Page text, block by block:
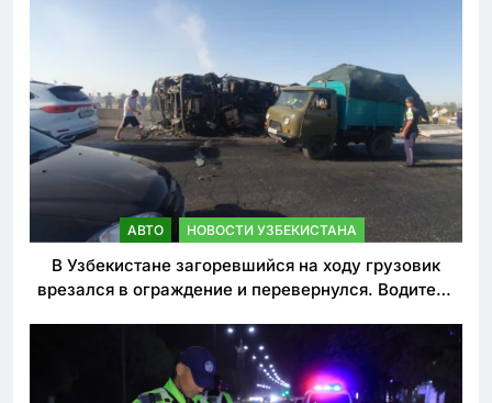
АВТО НОВОСТИ УЗБЕКИСТАНА
В Узбекистане загоревшийся на ходу грузовик
врезался в ограждение и перевернулся. Водитель